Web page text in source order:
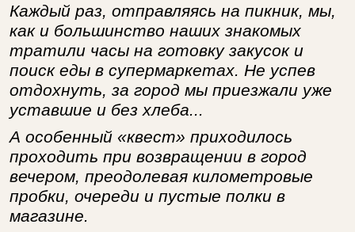
Каждый раз, отправляясь на пикник, мы,
как и большинство наших знакомых
тратили часы на готовку закусок и
поиск еды в супермаркетах. Не успев
отдохнуть, за город мы приезжали уже
уставшие и без хлеба...
А особенный «квест» приходилось
проходить при возвращении в город
вечером, преодолевая километровые
пробки, очереди и пустые полки в
магазине.